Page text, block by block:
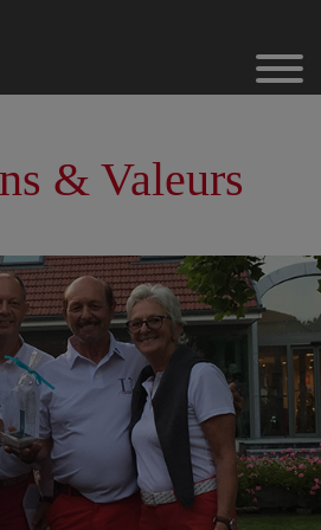
du Golf de L’Empereur
trous
& Valeurs